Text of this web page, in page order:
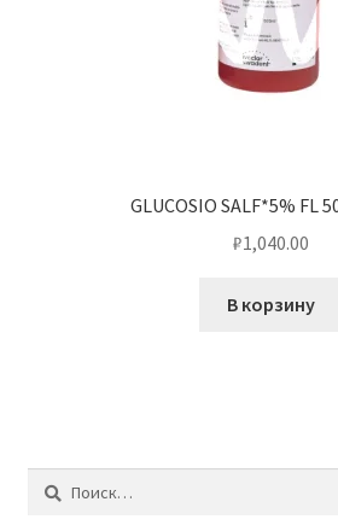
GLUCOSIO SALF*5% FL
₽1,040.00
В корзину
Найти: